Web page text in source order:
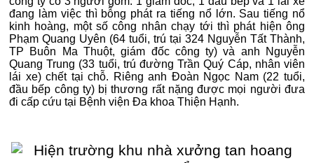
đang làm việc thì bỗng phát ra tiếng nổ lớn. Sau tiếng nổ
kinh hoàng, một số công nhân chạy tới thì phát hiện ông
Phạm Quang Uyên (64 tuổi, trú tại 324 Nguyễn Tất Thành,
TP Buôn Ma Thuột, giám đốc công ty) và anh Nguyễn
Quang Trung (33 tuổi, trú đường Trần Quý Cáp, nhân viên
lái xe) chết tại chỗ. Riêng anh Đoàn Ngọc Nam (22 tuổi,
đầu bếp công ty) bị thương rất nặng được mọi người đưa
đi cấp cứu tại Bệnh viện Đa khoa Thiện Hạnh.